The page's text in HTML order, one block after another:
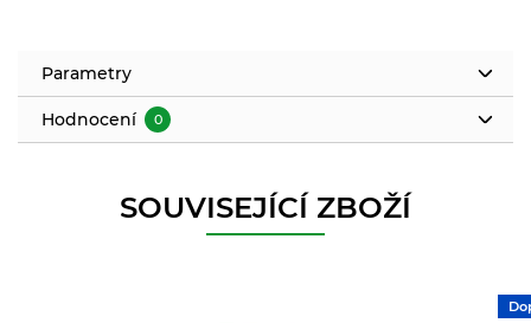
Parametry
Hodnocení 0
SOUVISEJÍCÍ ZBOŽÍ